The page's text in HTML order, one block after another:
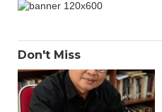
Don't Miss